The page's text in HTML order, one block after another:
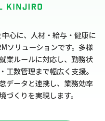
心に、人材・給与・健康に
ソリューションです。多様
業ルールに対応し、勤務状
工数管理まで幅広く支援。
データと連携し、業務効率
くりを実現します。